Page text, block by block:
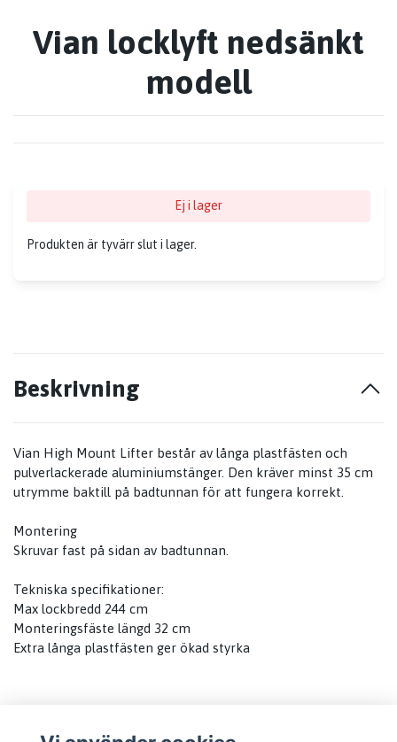
Vian locklyft nedsänkt
modell
Ej i lager
Produkten är tyvärr slut i lager.
Beskrivning
Vian High Mount Lifter består av långa plastfästen och
pulverlackerade aluminiumstänger. Den kräver minst 35 cm
utrymme baktill på badtunnan för att fungera korrekt.
Montering
Skruvar fast på sidan av badtunnan.
Tekniska specifikationer:
Max lockbredd 244 cm
Monteringsfäste längd 32 cm
Extra långa plastfästen ger ökad styrka